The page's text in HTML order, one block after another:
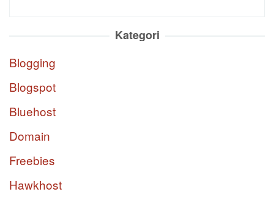
Kategori
Blogging
Blogspot
Bluehost
Domain
Freebies
Hawkhost